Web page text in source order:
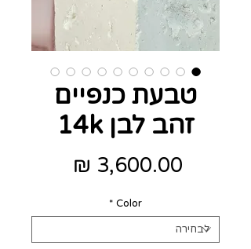
טבעת כנפיים
זהב לבן 14k
Color
*